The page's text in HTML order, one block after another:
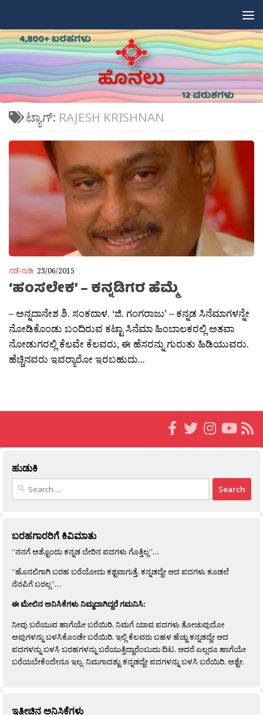
ಟ್ಯಾಗ್: RAJESH KRISHNAN
ನಡೆ-ನುಡಿ 23/06/2015
‘ಹಂಸಲೇಕ’ – ಕನ್ನಡಿಗರ ಹೆಮ್ಮೆ
– ಅನ್ನದಾನೇಶ ಶಿ. ಸಂಕದಾಳ. ‘ಜಿ. ಗಂಗರಾಜು’ – ಕನ್ನಡ ಸಿನೆಮಾಗಳನ್ನೇ
ನೋಡಿಕೊಂಡು ಬಂದಿರುವ ಕಟ್ಟಾ ಸಿನೆಮಾ ಹಿಂಬಾಲಕರಲ್ಲಿ ಅತವಾ
ನೋಡುಗರಲ್ಲಿ ಕೆಲವೇ ಕೆಲವರು, ಈ ಹೆಸರನ್ನು ಗುರುತು ಹಿಡಿಯುವರು.
ಹೆಚ್ಚಿನವರು ಇವರ‍್ಯಾರೋ ಇರಬಹುದು...
ಹುಡುಕಿ
Search
ಬರಹಗಾರರಿಗೆ ಕಿವಿಮಾತು
“ನನಗೆ ಅಶ್ಟೊಂದು ಕನ್ನಡ ಬೇರಿನ ಪದಗಳು ಗೊತ್ತಿಲ್ಲ”…
“ಹೊನಲಿಗಾಗಿ ಬರಹ ಬರೆಯೋದು ಕಶ್ಟವಾಗುತ್ತೆ. ಕನ್ನಡದ್ದೇ ಆದ ಪದಗಳು ಕೂಡಲೆ
ನೆನಪಿಗೆ ಬರಲ್ಲ”…
ಈ ಮೇಲಿನ ಅನಿಸಿಕೆಗಳು ನಿಮ್ಮದಾಗಿದ್ದರೆ ಗಮನಿಸಿ:
ನೀವು ಬರೆಯುವ ಹಾಗೆಯೇ ಬರೆಯಿರಿ. ನಿಮಗೆ ಯಾವ ಪದಗಳು ತೋಚುವುದೋ
ಅವುಗಳನ್ನು ಬಳಸಿಕೊಂಡೇ ಬರೆಯಿರಿ. ಇಲ್ಲಿ ಕೆಲವರು ಬಹಳ ಹೆಚ್ಚು ಕನ್ನಡದ್ದೇ ಆದ
ಪದಗಳನ್ನು ಬಳಸಿ ಬರಹಗಳನ್ನು ಬರೆಯುತ್ತಿದ್ದಾರೆಂಬುದು ದಿಟ. ಆದರೆ ಎಲ್ಲರೂ ಹಾಗೆಯೇ
ಬರೆಯಬೇಕೆಂದೇನೂ ಇಲ್ಲ. ನಿಮಗಾದಶ್ಟು ಕನ್ನಡದ್ದೇ ಪದಗಳನ್ನು ಬಳಸಿ ಬರೆಯಿರಿ, ಅಶ್ಟೇ.
ಇತ್ತೀಚಿನ ಅನಿಸಿಕೆಗಳು